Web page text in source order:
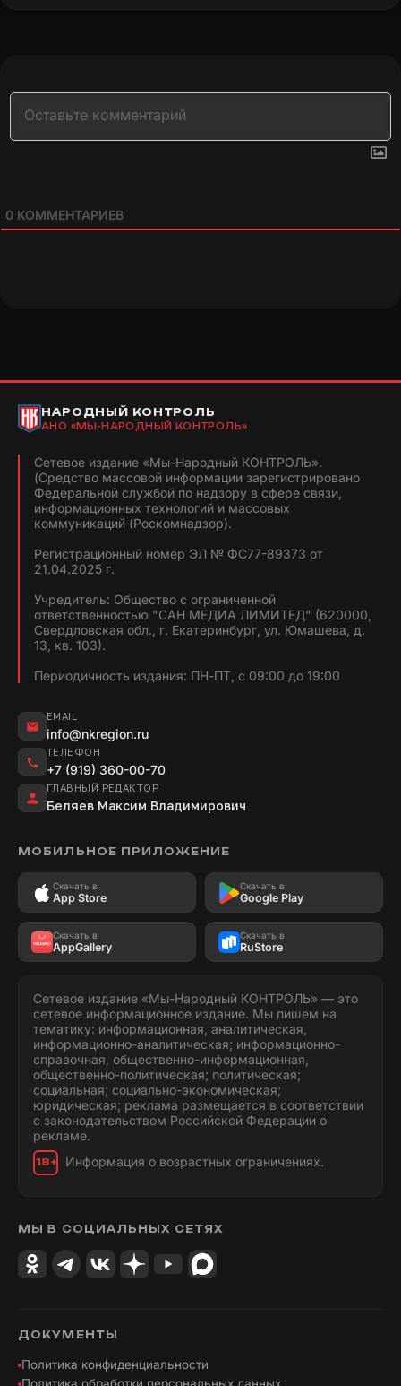
0 КОММЕНТАРИЕВ
НАРОДНЫЙ КОНТРОЛЬ
АНО «МЫ-НАРОДНЫЙ КОНТРОЛЬ»
Сетевое издание «Мы-Народный КОНТРОЛЬ».
(Средство массовой информации зарегистрировано
Федеральной службой по надзору в сфере связи,
информационных технологий и массовых
коммуникаций (Роскомнадзор).
Регистрационный номер ЭЛ № ФС77-89373 от
21.04.2025 г.
Учредитель: Общество с ограниченной
ответственностью "САН МЕДИА ЛИМИТЕД" (620000,
Свердловская обл., г. Екатеринбург, ул. Юмашева, д.
13, кв. 103).
Периодичность издания: ПН-ПТ, с 09:00 до 19:00
EMAIL
info@nkregion.ru
ТЕЛЕФОН
+7 (919) 360-00-70
ГЛАВНЫЙ РЕДАКТОР
Беляев Максим Владимирович
МОБИЛЬНОЕ ПРИЛОЖЕНИЕ
Скачать в
App Store
Скачать в
Google Play
Скачать в
AppGallery
Скачать в
RuStore
Сетевое издание «Мы-Народный КОНТРОЛЬ» — это
сетевое информационное издание. Мы пишем на
тематику: информационная, аналитическая,
информационно-аналитическая; информационно-
справочная, общественно-информационная,
общественно-политическая; политическая;
социальная; социально-экономическая;
юридическая; реклама размещается в соответствии
с законодательством Российской Федерации о
рекламе.
18+ Информация о возрастных ограничениях.
МЫ В СОЦИАЛЬНЫХ СЕТЯХ
ДОКУМЕНТЫ
Политика конфиденциальности